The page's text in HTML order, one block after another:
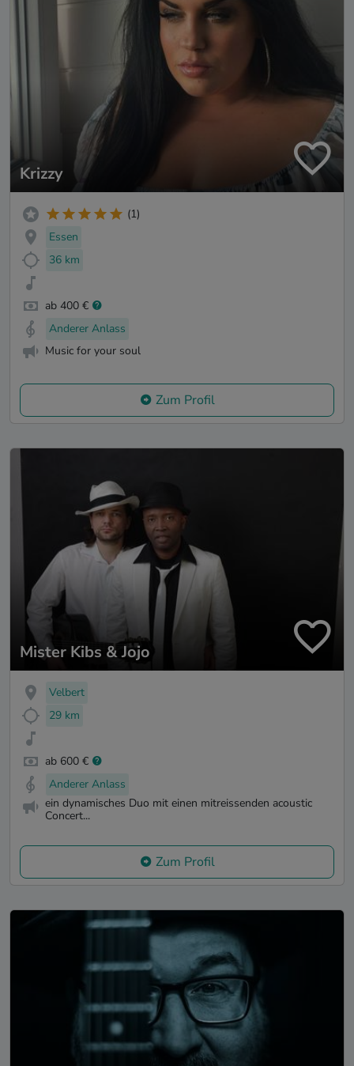
Krizzy
(1)
Essen
36 km
ab 400 €
Anderer Anlass
Music for your soul
Zum Profil
Mister Kibs & Jojo
Velbert
29 km
ab 600 €
Anderer Anlass
ein dynamisches Duo mit einen mitreissenden acoustic
Concert...
Zum Profil